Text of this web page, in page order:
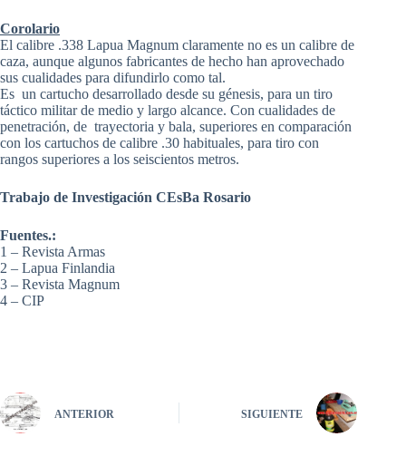
Corolario
El calibre .338 Lapua Magnum claramente no es un calibre de
caza, aunque algunos fabricantes de hecho han aprovechado
sus cualidades para difundirlo como tal.
Es un cartucho desarrollado desde su génesis, para un tiro
táctico militar de medio y largo alcance. Con cualidades de
penetración, de trayectoria y bala, superiores en comparación
con los cartuchos de calibre .30 habituales, para tiro con
rangos superiores a los seiscientos metros.
Trabajo de Investigación CEsBa Rosario
Fuentes.:
1 – Revista Armas
2 – Lapua Finlandia
3 – Revista Magnum
4 – CIP
ANTERIOR SIGUIENTE